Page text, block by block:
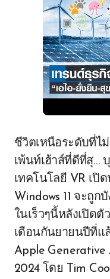
ชีวิตเหนือระดับที่ไ
เพ้นท์เฮ้าส์ที่ดีที่สุ…
เทคโนโลยี VR เปิ
Windows 11 จะถูก
ในเร็วๆนี้หลังเปิดตั
เดือนกันยายนปีที่แ
Apple
2024 โดย Tim